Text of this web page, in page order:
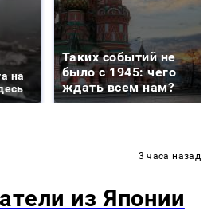
на
Таких событий не
было с 1945: чего
ждать всем нам?
3 часа назад
из Японии